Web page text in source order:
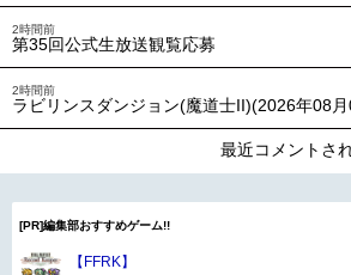
2時間前
第35回公式生放送観覧応募
2時間前
ラビリンスダンジョン(魔道士II)(2026年08
最近コメントさ
[PR]編集部おすすめゲーム!!
【FFRK】